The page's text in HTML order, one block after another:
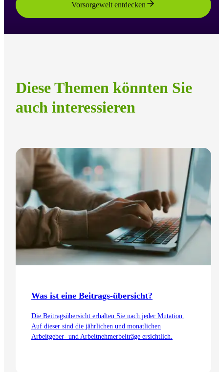
Vorsorgewelt entdecken
Diese Themen könnten Sie
auch interessieren
Was ist eine Beitrags-übersicht?
Die Beitragsübersicht erhalten Sie nach jeder Mutation.
Auf dieser sind die jährlichen und monatlichen
Arbeitgeber- und Arbeitnehmerbeiträge ersichtlich.